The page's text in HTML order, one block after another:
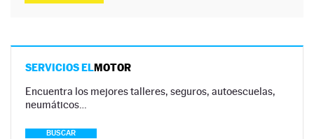
SERVICIOS ELMOTOR
Encuentra los mejores talleres, seguros, autoescuelas,
neumáticos…
BUSCAR